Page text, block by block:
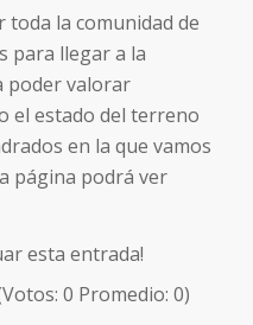
toda la comunidad de
para llegar a la
poder valorar
el estado del terreno
en la que vamos
página podrá ver
esta entrada!
0 Promedio:0)